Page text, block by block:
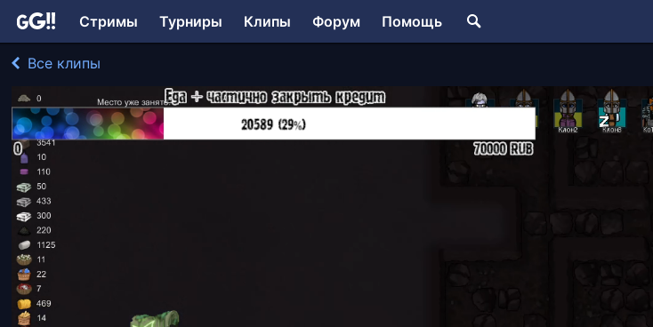
Стримы Турниры Клипы Форум Помощь
Все клипы
AlMahom играл в RimWorld
243 просмотра